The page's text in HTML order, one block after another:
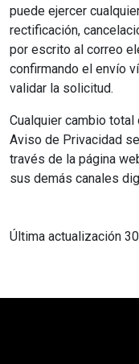
puede ejercer
rectificación,
por escrito al correo
confirmando el envío
validar la solicitud.
Cualquier cambio
Aviso de Privacidad
través de la página
sus demás canales
Última actualización